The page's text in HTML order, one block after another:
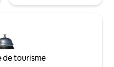
de tourisme